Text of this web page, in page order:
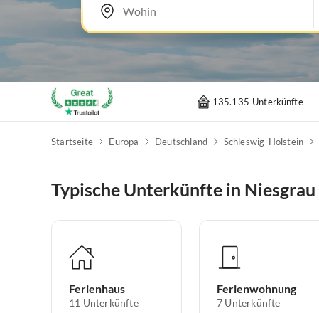
135.135 Unterkünfte
Startseite Europa Deutschland Schleswig-Holstein
Typische Unterkünfte in Niesgrau
Ferienhaus
11 Unterkünfte
Ferienwohnung
7 Unterkünfte